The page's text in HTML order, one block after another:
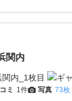
関内
ミ 1件 写真 73枚